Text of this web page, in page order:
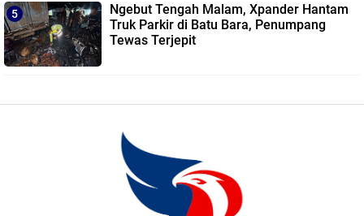
Ngebut Tengah Malam, Xpander Hantam
Truk Parkir di Batu Bara, Penumpang
Tewas Terjepit